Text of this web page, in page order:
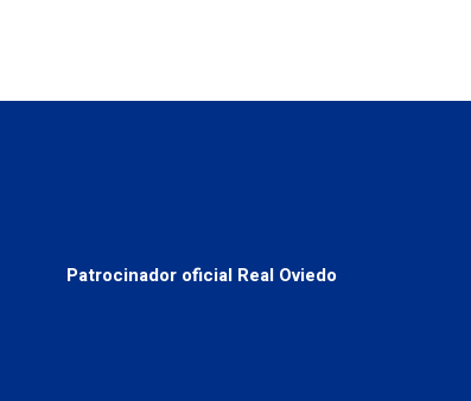
Patrocinador oficial Real Oviedo